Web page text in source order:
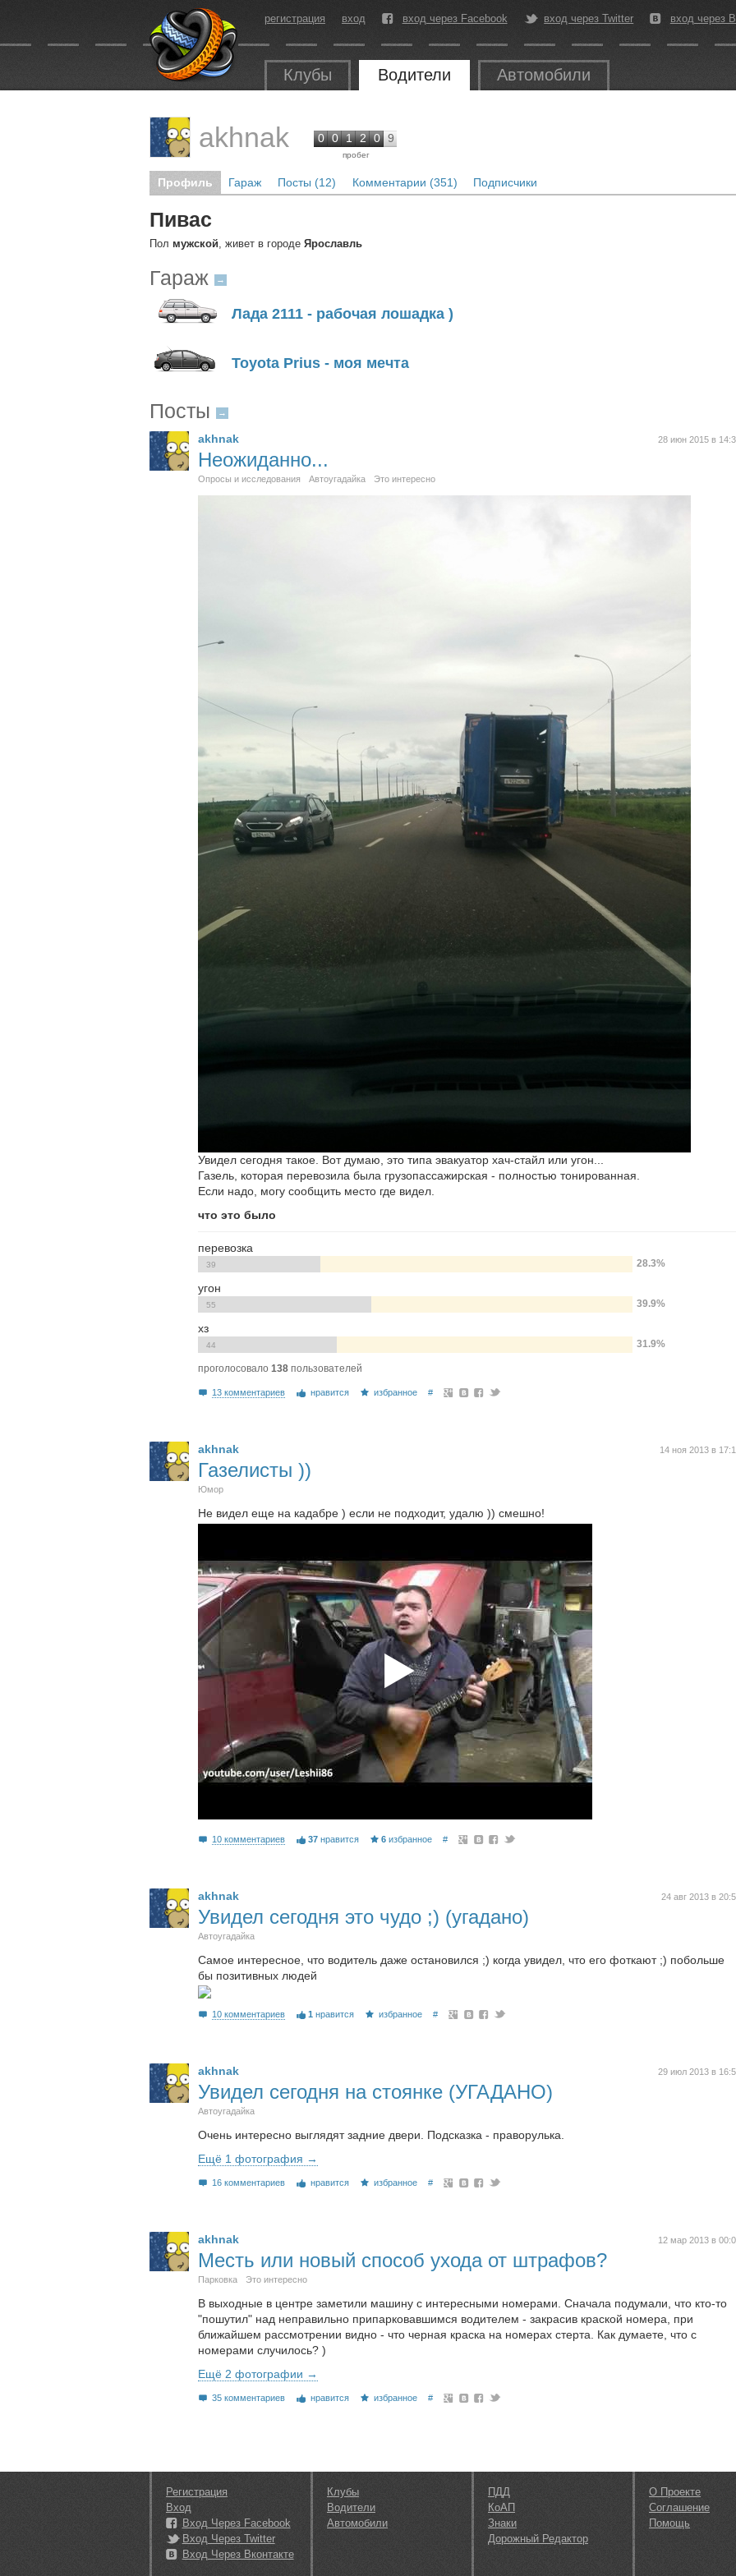
регистрация вход вход через Facebook вход через Twitter вход через
Клубы Водители Автомобили
akhnak 0 0 1 2 0 9
пробег
Профиль Гараж Посты (12) Комментарии (351) Подписчики
Пивас
Пол мужской, живет в городе Ярославль
Гараж →
Лада 2111 - рабочая лошадка )
Toyota Prius - моя мечта
Посты →
28 июн 2015 в
akhnak
Неожиданно...
Опросы и исследования Автоугадайка Это интересно
Увидел сегодня такое. Вот думаю, это типа эвакуатор хач-стайл или угон...
Газель, которая перевозила была грузопассажирская - полностью тонированная.
Если надо, могу сообщить место где видел.
что это было
перевозка
39 28.3%
угон
55 39.9%
хз
44 31.9%
проголосовало 138 пользователей
13 комментариев нравится избранное #
14 ноя 2013 в
akhnak
Газелисты ))
Юмор
Не видел еще на кадабре ) если не подходит, удалю )) смешно!
10 комментариев 37 нравится 6 избранное #
24 авг 2013 в
akhnak
Увидел сегодня это чудо ;) (угадано)
Автоугадайка
Самое интересное, что водитель даже остановился ;) когда увидел, что его фоткают ;) побольше
бы позитивных людей
10 комментариев 1 нравится избранное #
29 июл 2013 в
akhnak
Увидел сегодня на стоянке (УГАДАНО)
Автоугадайка
Очень интересно выглядят задние двери. Подсказка - праворулька.
Ещё 1 фотография →
16 комментариев нравится избранное #
12 мар 2013 в
akhnak
Месть или новый способ ухода от штрафов?
Парковка Это интересно
В выходные в центре заметили машину с интересными номерами. Сначала подумали, что кто-то
"пошутил" над неправильно припарковавшимся водителем - закрасив краской номера, при
ближайшем рассмотрении видно - что черная краска на номерах стерта. Как думаете, что с
номерами случилось? )
Ещё 2 фотографии →
35 комментариев нравится избранное #
Регистрация
Вход
Вход Через Facebook
Вход Через Twitter
Вход Через Вконтакте
Клубы
Водители
Автомобили
ПДД
КоАП
Знаки
Дорожный Редактор
О Проекте
Соглашение
Помощь